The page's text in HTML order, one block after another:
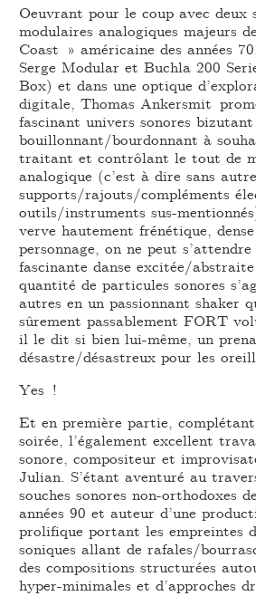
Oeuvrant pour le coup avec deux
modulaires analogiques majeurs
Coast » américaine des années
Serge Modular et Buchla 200
Box) et dans une optique
digitale, Thomas Ankersmit
fascinant univers sonores
bouillonnant/bourdonnant à
traitant et contrôlant le tout de
analogique (c’est à dire sans
supports/rajouts/compléments
outils/instruments sus-
verve hautement frénétique,
personnage, on ne peut s’attendre
fascinante danse excitée/
quantité de particules sonores
autres en un passionnant shaker
sûrement passablement FORT
il le dit si bien lui-même, un
désastre/désastreux pour les
Yes !
Et en première partie,
soirée, l’également excellent
sonore, compositeur et
Julian. S’étant aventuré au
souches sonores non-orthodoxes
années 90 et auteur d’une
prolifique portant les empreintes
soniques allant de rafales/
des compositions structurées
hyper-minimales et d’approches